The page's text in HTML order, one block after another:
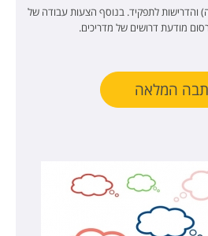
והדרישות לתפקיד. בנוסף הצעות עבודה של
מודעת דרושים של מדריכים.
המלאה